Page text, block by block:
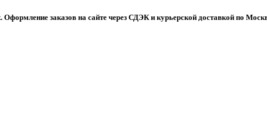
заказов на сайте через СДЭК и курьерской доставкой по